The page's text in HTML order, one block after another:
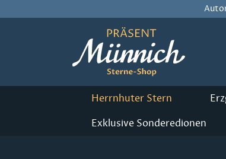
Herrnhuter Stern
Exklusive Sonderedionen